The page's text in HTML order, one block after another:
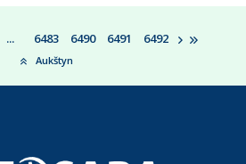
... 6483 6490 6491 6492
Aukštyn